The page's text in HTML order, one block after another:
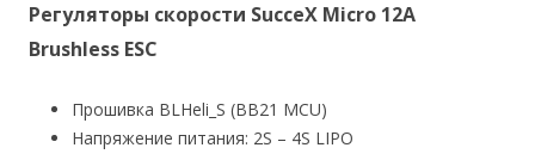
Регуляторы скорости SucceX Micro 12A
Brushless ESC
Прошивка BLHeli_S (BB21 MCU)
Напряжение питания: 2S – 4S LIPO